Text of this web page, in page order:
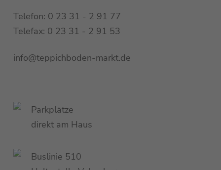
Telefon: 0 23 31 - 2 91 77
Telefax: 0 23 31 - 2 91 53
info@teppichboden-markt.de
Parkplätze
direkt am Haus
Buslinie 510